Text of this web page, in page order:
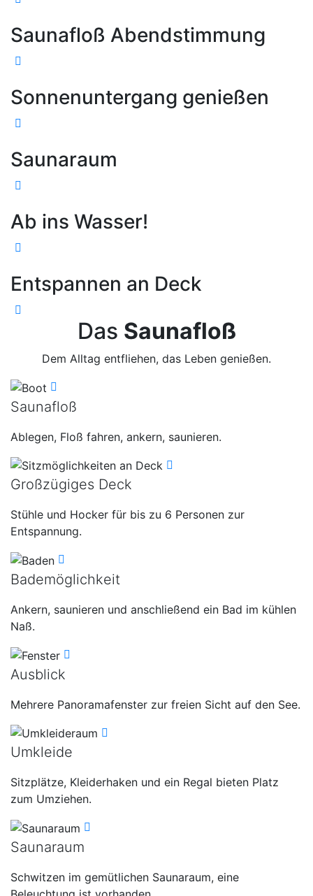
Saunafloß Abendstimmung
Sonnenuntergang genießen
Saunaraum
Ab ins Wasser!
Entspannen an Deck
Das Saunafloß
Dem Alltag entfliehen, das Leben genießen.
Saunafloß
Ablegen, Floß fahren, ankern, saunieren.
Großzügiges Deck
Stühle und Hocker für bis zu 6 Personen zur
Entspannung.
Bademöglichkeit
Ankern, saunieren und anschließend ein Bad im kühlen
Naß.
Ausblick
Mehrere Panoramafenster zur freien Sicht auf den See.
Umkleide
Sitzplätze, Kleiderhaken und ein Regal bieten Platz
zum Umziehen.
Saunaraum
Schwitzen im gemütlichen Saunaraum, eine